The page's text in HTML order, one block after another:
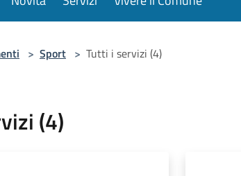
> Sport > Tutti i servizi (4)
(4)